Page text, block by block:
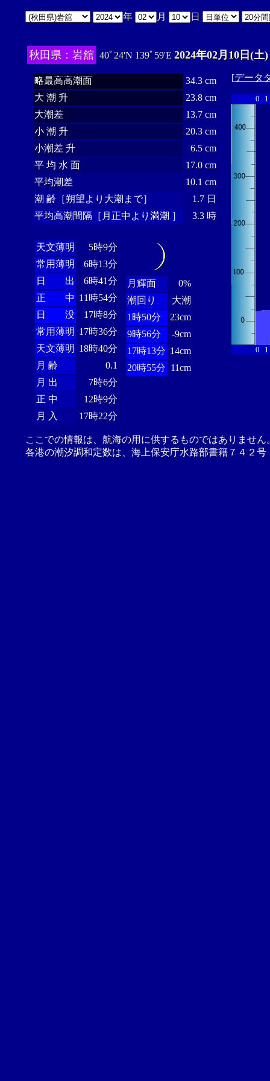
年 月 日
秋田県：岩舘 40ﾟ24'N 139ﾟ59'E 2024年02月10日(土)
略最高高潮面
34.3 cm
大 潮 升
23.8 cm
大潮差
13.7 cm
小 潮 升
20.3 cm
小潮差 升
6.5 cm
平 均 水 面
17.0 cm
平均潮差
10.1 cm
潮 齢［朔望より大潮まで］
1.7 日
平均高潮間隔［月正中より満潮 ］
3.3 時
天文薄明
5時9分
常用薄明
6時13分
日 出
6時41分
正 中 11時54分
日 没
17時8分
常用薄明 17時36分
天文薄明 18時40分
月 齢
0.1
月 出
7時6分
正 中
12時9分
月 入
17時22分
月輝面
0%
潮回り
大潮
1時50分
23cm
9時56分
-9cm
17時13分 14cm
20時55分 11cm
[データ
0 1
0 1
ここでの情報は、航海の用に供するものではありませ
各港の潮汐調和定数は、海上保安庁水路部書籍７４２